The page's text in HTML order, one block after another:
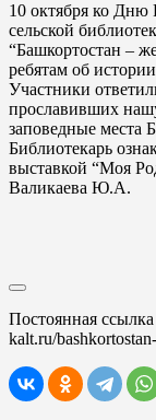
10 октября ко Дню
сельской
“Башкортостан –
ребятам об
Участники
прославивших
заповедные места
Библиотекарь
выставкой “Моя
Валикаева Ю.А.
Постоянная
kalt.ru/